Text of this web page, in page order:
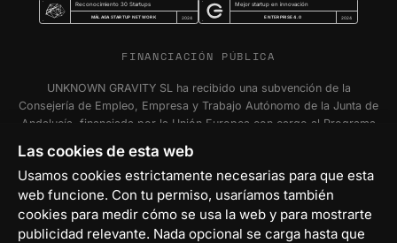
Reconocimiento 30 Startups
MÁLAGA STARTUP NETWORK 2024
Mejor startup en innovación
ENTERPRISE 4.0 2024
FINANCIACIÓN PÚBLICA
UNKNOWN GRAVITY SL ha recibido una subvención de la
Consejería de Empleo, Empresa y Trabajo Autónomo de la Junta de
Andalucía, financiada por la Unión Europea con cargo al Programa
de la contratación en el ámbito de la Comunidad Autónoma de
Andalucía. Programa Emplea-T Línea 2. Incentivo a la segunda o
sucesivas contrataciones indefinidas ordinarias por parte de
personas trabajadoras autónomas, y a cualquier contratación
indefinida ordinaria por parte de Pymes.
Las cookies de esta web
Usamos cookies estrictamente necesarias para que esta
web funcione. Con tu permiso, usaríamos también
cookies para medir cómo se usa la web y para mostrarte
publicidad relevante. Nada opcional se carga hasta que